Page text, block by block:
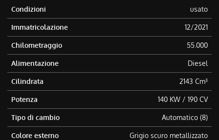
Condizioni usato
Immatricolazione 12/2021
Chilometraggio 55.000
Alimentazione Diesel
Cilindrata 2143 Cm³
Potenza 140 KW / 190 CV
Tipo di cambio Automatico (8)
Colore esterno Grigio scuro metallizzato